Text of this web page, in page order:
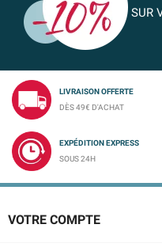
SUR
LIVRAISON OFFERTE
DÈS 49€ D'ACHAT
EXPÉDITION EXPRESS
SOUS 24H
VOTRE COMPTE